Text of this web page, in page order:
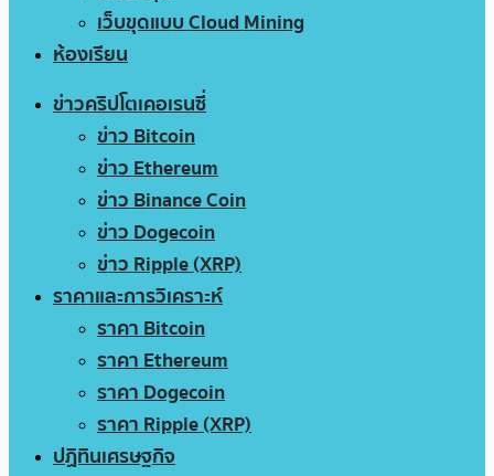
เว็บขุดแบบ Cloud Mining
ห้องเรียน
ข่าวคริปโตเคอเรนซี่
ข่าว Bitcoin
ข่าว Ethereum
ข่าว Binance Coin
ข่าว Dogecoin
ข่าว Ripple (XRP)
ราคาและการวิเคราะห์
ราคา Bitcoin
ราคา Ethereum
ราคา Dogecoin
ราคา Ripple (XRP)
ปฏิทินเศรษฐกิจ